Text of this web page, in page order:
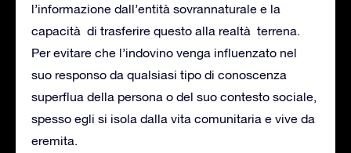
l’informazione dall’entità sovrannaturale e la
capacità di trasferire questo alla realtà terrena.
Per evitare che l’indovino venga influenzato nel
suo responso da qualsiasi tipo di conoscenza
superflua della persona o del suo contesto sociale,
spesso egli si isola dalla vita comunitaria e vive da
eremita.